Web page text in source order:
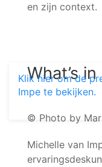
en zijn context.
What’s
© Photo by
Michelle van
Klik hier om de
Impe te bekijken.